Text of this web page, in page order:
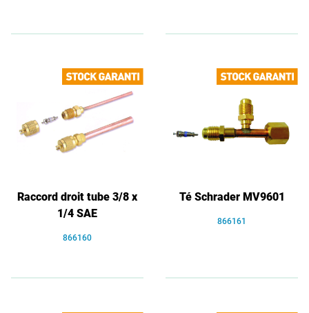
Raccord droit tube 3/8 x
1/4 SAE
866160
Té Schrader MV9601
866161